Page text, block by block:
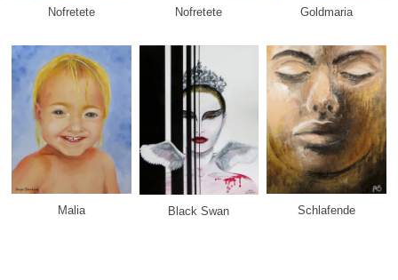
Nofretete Nofretete Goldmaria
Malia Black Swan Schlafende